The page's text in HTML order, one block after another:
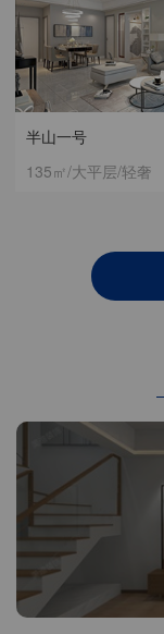
半山一号
135㎡/大平层/轻奢